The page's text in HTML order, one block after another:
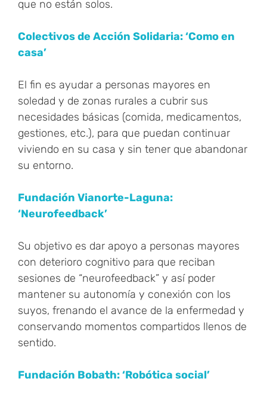
que no están solos.
Colectivos de Acción Solidaria: ‘Como en
casa’
El fin es ayudar a personas mayores en
soledad y de zonas rurales a cubrir sus
necesidades básicas (comida, medicamentos,
gestiones, etc.), para que puedan continuar
viviendo en su casa y sin tener que abandonar
su entorno.
Fundación Vianorte-Laguna:
‘Neurofeedback’
Su objetivo es dar apoyo a personas mayores
con deterioro cognitivo para que reciban
sesiones de “neurofeedback” y así poder
mantener su autonomía y conexión con los
suyos, frenando el avance de la enfermedad y
conservando momentos compartidos llenos de
sentido.
Fundación Bobath: ‘Robótica social’